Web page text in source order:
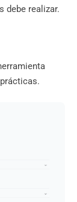
debe realizar.